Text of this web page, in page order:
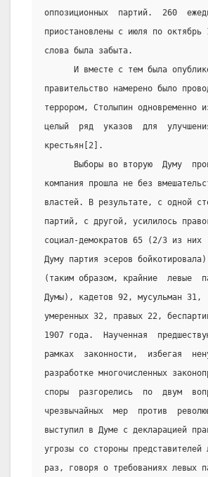
оппозиционных  партий.  260
приостановлены с июля по
слова была забыта.
И вместе с тем была
правительство намерено было
террором, Столыпин
целый  ряд  указов  для
крестьян[2].
Выборы во вторую  Думу
компания прошла не без
властей. В результате, с одной
партий, с другой, усилилось
социал-демократов 65 (2/3 из
Думу партия эсеров
(таким образом, крайние  левые
Думы), кадетов 92, мусульман
умеренных 32, правых 22,
1907 года.  Наученная
рамках  законности,  избегая
разработке многочисленных
споры  разгорелись  по  двум
чрезвычайных  мер  против
выступил в Думе с декларацией
угрозы со стороны
раз, говоря о требованиях левых